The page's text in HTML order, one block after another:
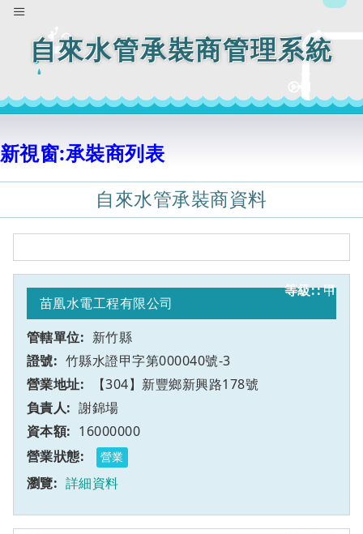
自來水管承裝商管理系統
新視窗:承裝商列表
自來水管承裝商資料
1
苗凰水電工程有限公司
新竹縣
竹縣水證甲字第000040號-3
【304】新豐鄉新興路178號
甲
謝錦場
16000000
營業
詳細資料